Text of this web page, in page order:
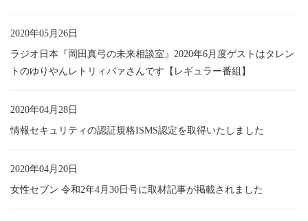
2020年05月26日
ラジオ日本『岡田真弓の未来相談室』2020年6月度ゲストはタレン
トのゆりやんレトリィバァさんです【レギュラー番組】
2020年04月28日
情報セキュリティの認証規格ISMS認定を取得いたしました
2020年04月20日
女性セブン 令和2年4月30日号に取材記事が掲載されました